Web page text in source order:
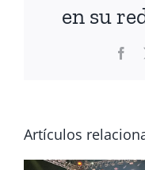
en su
Artículos